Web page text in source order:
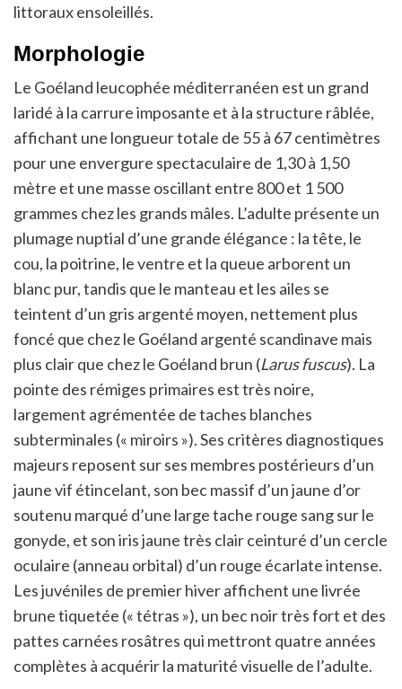
littoraux ensoleillés.
Morphologie
Le Goéland leucophée méditerranéen est un grand
laridé à la carrure imposante et à la structure râblée,
affichant une longueur totale de 55 à 67 centimètres
pour une envergure spectaculaire de 1,30 à 1,50
mètre et une masse oscillant entre 800 et 1 500
grammes chez les grands mâles. L’adulte présente un
plumage nuptial d’une grande élégance : la tête, le
cou, la poitrine, le ventre et la queue arborent un
blanc pur, tandis que le manteau et les ailes se
teintent d’un gris argenté moyen, nettement plus
foncé que chez le Goéland argenté scandinave mais
plus clair que chez le Goéland brun (Larus fuscus). La
pointe des rémiges primaires est très noire,
largement agrémentée de taches blanches
subterminales (« miroirs »). Ses critères diagnostiques
majeurs reposent sur ses membres postérieurs d’un
jaune vif étincelant, son bec massif d’un jaune d’or
soutenu marqué d’une large tache rouge sang sur le
gonyde, et son iris jaune très clair ceinturé d’un cercle
oculaire (anneau orbital) d’un rouge écarlate intense.
Les juvéniles de premier hiver affichent une livrée
brune tiquetée (« tétras »), un bec noir très fort et des
pattes carnées rosâtres qui mettront quatre années
complètes à acquérir la maturité visuelle de l’adulte.